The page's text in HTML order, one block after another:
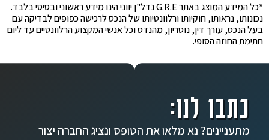
*כל המידע המוצג באתר G.R.E נדל"ן יווני הינו מידע ראשוני ובסיסי בלבד.
נכונותו, נראותו, חוקיותו ורלוונטיותו של הנכס לרכישה כפופים לבדיקה עם
בעל הנכס, עורך דין, נוטריון, מהנדס וכל אנשי המקצוע הרלוונטיים עד ליום
חתימת החוזה הסופי.
כתבו לנו:
מתעניינים? נא מלאו את הטופס ונציג החברה יצור